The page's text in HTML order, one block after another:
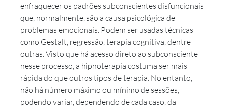
enfraquecer os padrões subconscientes disfuncionais
que, normalmente, são a causa psicológica de
problemas emocionais. Podem ser usadas técnicas
como Gestalt, regressão, terapia cognitiva, dentre
outras. Visto que há acesso direto ao subconsciente
nesse processo, a hipnoterapia costuma ser mais
rápida do que outros tipos de terapia. No entanto,
não há número máximo ou mínimo de sessões,
podendo variar, dependendo de cada caso, da